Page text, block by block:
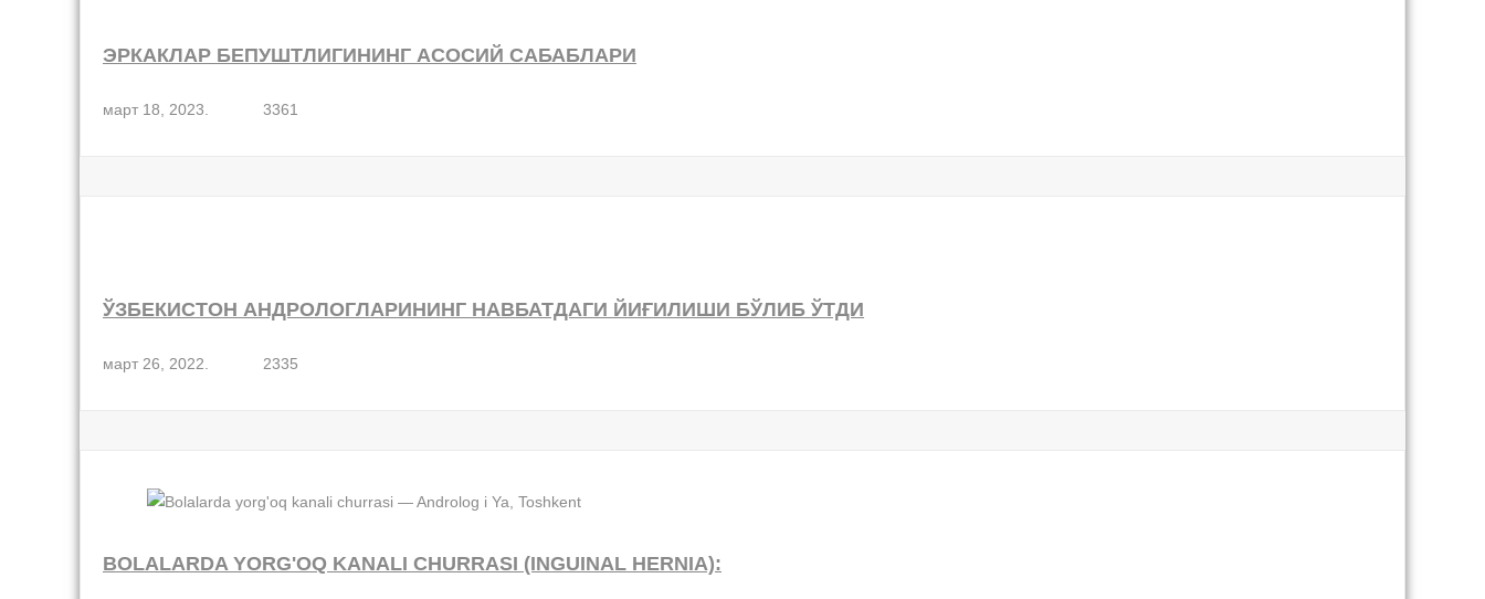
ЭРКАКЛАР БЕПУШТЛИГИНИНГ АСОСИЙ САБАБЛАРИ
март 18, 2023. 3361
ЎЗБЕКИСТОН АНДРОЛОГЛАРИНИНГ НАВБАТДАГИ ЙИҒИЛИШИ БЎЛИБ ЎТДИ
март 26, 2022. 2335
BOLALARDA YORG'OQ KANALI CHURRASI (INGUINAL HERNIA):